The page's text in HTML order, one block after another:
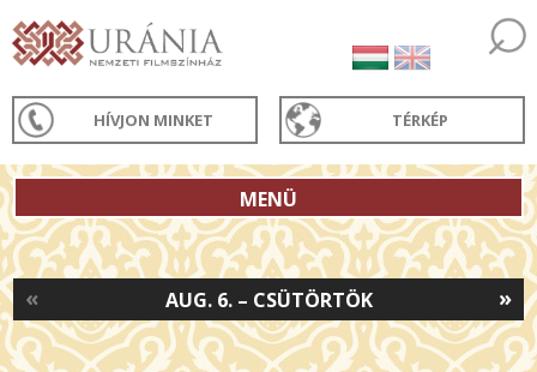
HÍVJON MINKET TÉRKÉP
MENÜ
»
AUG. 6. – CSÜTÖRTÖK
«